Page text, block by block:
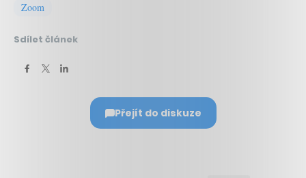
Zoom
Sdílet článek
Přejít do diskuze